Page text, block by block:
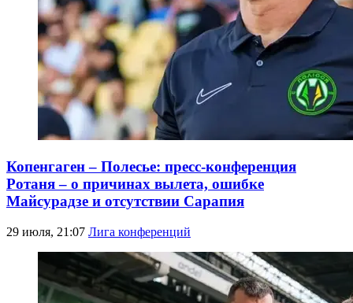
Копенгаген – Полесье: пресс-конференция
Ротаня – о причинах вылета, ошибке
Майсурадзе и отсутствии Сарапия
29 июля, 21:07 Лига конференций